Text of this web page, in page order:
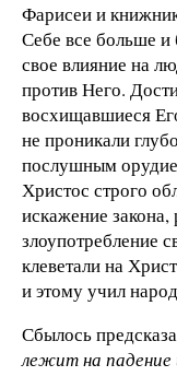
Фарисеи и
Себе все больше и
свое влияние на
против Него.
восхищавшиеся
не проникали
послушным
Христос строго
искажение
злоупотребление
клеветали на
и этому учил
Сбылось
лежит на падение